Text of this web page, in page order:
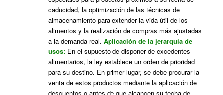
caducidad, la optimización de las técnicas de
almacenamiento para extender la vida útil de los
alimentos y la realización de compras más ajustadas
a la demanda real. Aplicación de la jerarquía de
usos:En el supuesto de disponer de excedentes
alimentarios, la ley establece un orden de prioridad
para su destino. En primer lugar, se debe procurar la
venta de estos productos mediante la aplicación de
descuentos o antes de que alcancen su fecha de